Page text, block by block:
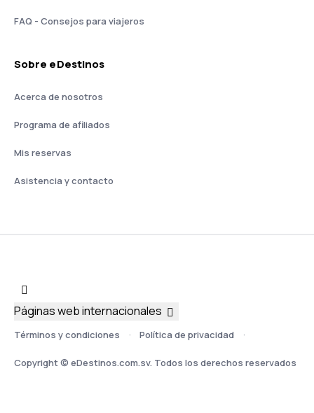
FAQ - Consejos para viajeros
Sobre eDestinos
Acerca de nosotros
Programa de afiliados
Mis reservas
Asistencia y contacto
Términos y condiciones Política de privacidad
Copyright © eDestinos.com.sv. Todos los derechos reservados
Páginas web internacionales